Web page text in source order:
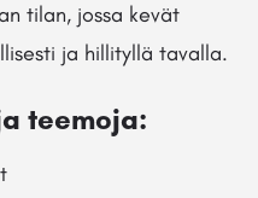
tilan, jossa kevät
ja hillityllä tavalla.
teemoja: